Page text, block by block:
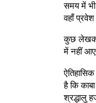
समय में
वहाँ
कुछ लेखकों
में नहीं आए
है कि
श्रद्धालु